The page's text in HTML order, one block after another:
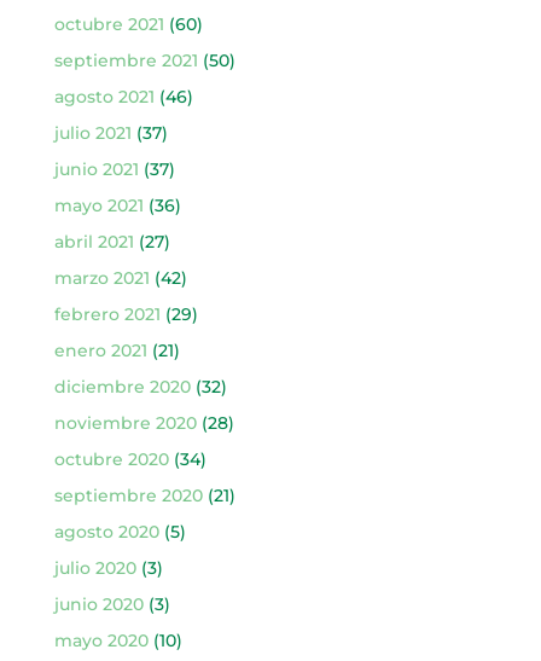
octubre 2021 (60)
septiembre 2021 (50)
agosto 2021 (46)
julio 2021 (37)
junio 2021 (37)
mayo 2021 (36)
abril 2021 (27)
marzo 2021 (42)
febrero 2021 (29)
enero 2021 (21)
diciembre 2020(32)
noviembre 2020(28)
octubre 2020(34)
septiembre 2020(21)
agosto 2020(5)
julio 2020(3)
junio 2020(3)
mayo 2020(10)